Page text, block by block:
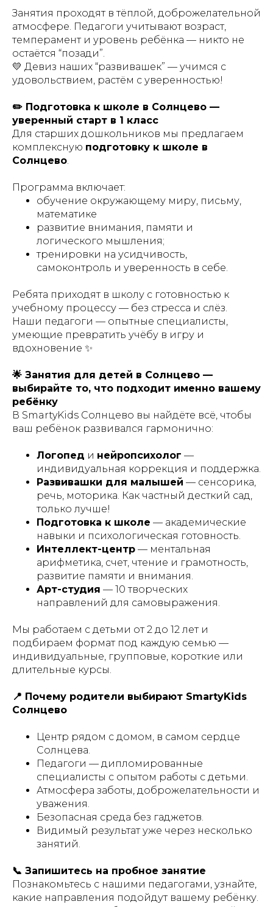
Занятия проходят в тёплой, доброжелательной
атмосфере. Педагоги учитывают возраст,
темперамент и уровень ребёнка — никто не
остаётся “позади”.
💛 Девиз наших “развивашек” — учимся с
удовольствием, растём с уверенностью!
✏️ Подготовка к школе в Солнцево —
уверенный старт в 1 класс
Для старших дошкольников мы предлагаем
комплексную подготовку к школе в
Солнцево.
Программа включает:
обучение окружающему миру, письму,
математике
развитие внимания, памяти и
логического мышления;
тренировки на усидчивость,
самоконтроль и уверенность в себе.
Ребята приходят в школу с готовностью к
учебному процессу — без стресса и слёз.
Наши педагоги — опытные специалисты,
умеющие превратить учёбу в игру и
вдохновение ✨
🌟 Занятия для детей в Солнцево —
выбирайте то, что подходит именно вашему
ребёнку
В SmartyKids Солнцево вы найдёте всё, чтобы
ваш ребёнок развивался гармонично:
Логопед и нейропсихолог —
индивидуальная коррекция и поддержка.
Развивашки для малышей — сенсорика,
речь, моторика. Как частный десткий сад,
только лучше!
Подготовка к школе — академические
навыки и психологическая готовность.
Интеллект-центр — ментальная
арифметика, счет, чтение и грамотность,
развитие памяти и внимания.
Арт-студия — 10 творческих
направлений для самовыражения.
Мы работаем с детьми от 2 до 12 лет и
подбираем формат под каждую семью —
индивидуальные, групповые, короткие или
длительные курсы.
📍 Почему родители выбирают SmartyKids
Солнцево
Центр рядом с домом, в самом сердце
Солнцева.
Педагоги — дипломированные
специалисты с опытом работы с детьми.
Атмосфера заботы, доброжелательности и
уважения.
Безопасная среда без гаджетов.
Видимый результат уже через несколько
занятий.
📞 Запишитесь на пробное занятие
Познакомьтесь с нашими педагогами, узнайте,
какие направления подойдут вашему ребёнку.